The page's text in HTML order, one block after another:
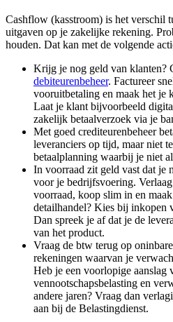
Cashflow (kasstroom) is het verschil
uitgaven op je zakelijke rekening.
houden. Dat kan met de volgende
Krijg je nog geld van klanten?
debiteurenbeheer. Factureer
vooruitbetaling en maak het je
Laat je klant bijvoorbeeld
zakelijk betaalverzoek via je
Met goed crediteurenbeheer
leveranciers op tijd, maar niet
betaalplanning waarbij je niet
In voorraad zit geld vast dat je
voor je bedrijfsvoering.
voorraad, koop slim in en
detailhandel? Kies bij inkopen
Dan spreek je af dat je de
van het product.
Vraag de btw terug op
rekeningen waarvan je
Heb je een voorlopige aanslag
vennootschapsbelasting en
andere jaren? Vraag dan
aan bij de Belastingdienst.